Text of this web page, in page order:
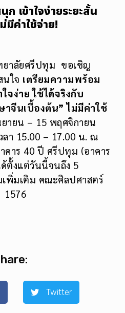
เข้าใจง่ายระยะสั้น
มีค่าใช้จ่าย!
ยาลัยศรีปทุม ขอเชิญ
นใจ เตรียมความพร้อม
จง่าย ใช้ได้จริงกับ
าจีนเบื้องต้น” ไม่มีค่าใช้
ายน – 15 พฤศจิกายน
า 15.00 – 17.00 น. ณ
คาร 40 ปี ศรีปทุม (อาคาร
ตั้งแต่วันนี้จนถึง 5
พิ่มเติม คณะศิลปศาสตร์
1576
Twitter